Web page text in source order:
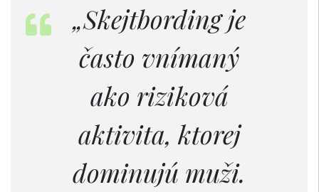
„Skejtbording je
často vnímaný
ako riziková
aktivita, ktorej
dominujú muži.